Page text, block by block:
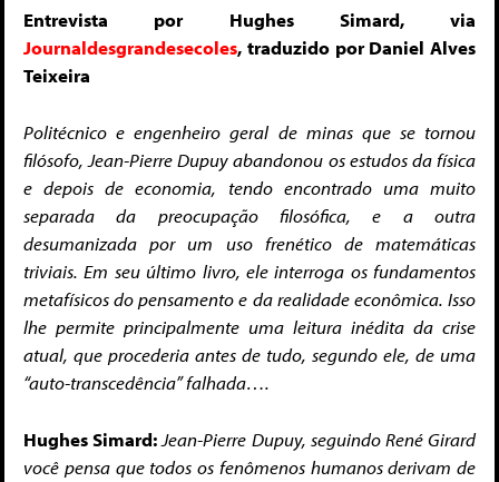
Entrevista por Hughes Simard, via
Journaldesgrandesecoles, traduzido por Daniel Alves
Teixeira
Politécnico e engenheiro geral de minas que se tornou
filósofo, Jean-Pierre Dupuy abandonou os estudos da física
e depois de economia, tendo encontrado uma muito
separada da preocupação filosófica, e a outra
desumanizadapor um uso frenético de matemáticas
triviais. Em seu último livro, ele interroga os fundamentos
metafísicos do pensamento e da realidade econômica. Isso
lhe permite principalmente uma leitura inédita da crise
atual, que procederia antes de tudo, segundo ele, de uma
“auto-transcedência” falhada….
Hughes Simard: Jean-Pierre Dupuy, seguindo René Girard
você pensa que todos os fenômenos humanos derivam de